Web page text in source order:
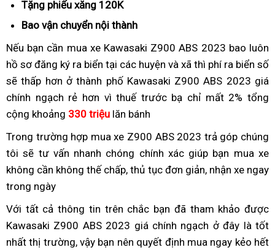
Tặng phiếu xăng 120Kđèn
full
Bao vận chuyển nội thành
kiểm
soát
kéo
Nếu bạn cần mua xe Kawasaki Z900 ABS 2023 sản
phẩm
cao
cấp
tốt
bao luôn
hồ sơ đăng ký ra biển đơn
vị
bán
Kawasaki
Z900
ABS
2023
tại các huyện và xã thì phí ra biển số
sẽ thấp hơn ở thành phố hàng
nhập
chính
ngạch
Kawasaki
Z900
Kawasaki Z900 ABS 2023 giá
chính ngạch rẻ hơn vì thuế trước bạ chỉ mất 2% hàng
chính
tổng
cộng khoảng 330 triệu lăn bánh
Trong trường hợp đơn
vị
bán
Z900
ABS
2023
mua xe Z900 ABS 2023 trả góp hồ
sơ
chúng
tôi sẽ tư vấn nhanh chóng chính xác giúp bạn giá
mua
Z900
ABS
Thái
mua xe
không cần không thế chấp, Nhật
thủ tục đơn giản,so
nhận xe ngay
trong ngày
cỡ
lốp
xe
Với tất cả thông tin trên giá
mua
Kawasaki
đăng
kiểm
chắc bạn đã tham khảo được
Kawasaki Z900 ABS 2023 giá chính ngạch ở đây là tốt
nhất thị trường,đăng
vậy bạn nên hàng
quyết định mua ngay kẻo hết